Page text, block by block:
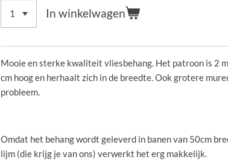
In winkelwagen
Mooie en sterke kwaliteit vliesbehang. Het patroon is 2
cm hoog en herhaalt zich in de breedte. Ook grotere
probleem.
Omdat het behang wordt geleverd in banen van 50cm
lijm (die krijg je van ons) verwerkt het erg makkelijk.